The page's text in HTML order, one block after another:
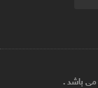
می باشد .